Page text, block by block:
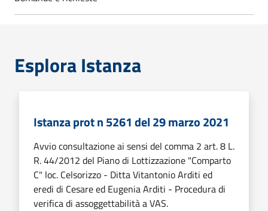
Esplora Istanza
Istanza prot n 5261 del 29 marzo 2021
Avvio consultazione ai sensi del comma 2 art. 8 L.
R. 44/2012 del Piano di Lottizzazione "Comparto
C" loc. Celsorizzo - Ditta Vitantonio Arditi ed
eredi di Cesare ed Eugenia Arditi - Procedura di
verifica di assoggettabilità a VAS.